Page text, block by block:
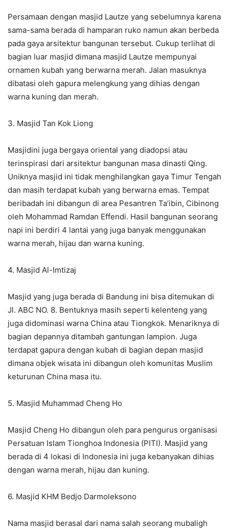
Persamaan dengan masjid Lautze yang sebelumnya karena
sama-sama berada di hamparan ruko namun akan berbeda
pada gaya arsitektur bangunan tersebut. Cukup terlihat di
bagian luar masjid dimana masjid Lautze mempunyai
ornamen kubah yang berwarna merah. Jalan masuknya
dibatasi oleh gapura melengkung yang dihias dengan
warna kuning dan merah.
3. Masjid Tan Kok Liong
Masjidini juga bergaya oriental yang diadopsi atau
terinspirasi dari arsitektur bangunan masa dinasti Qing.
Uniknya masjid ini tidak menghilangkan gaya Timur Tengah
dan masih terdapat kubah yang berwarna emas. Tempat
beribadah ini dibangun di area Pesantren Ta’ibin, Cibinong
oleh Mohammad Ramdan Effendi. Hasil bangunan seorang
napi ini berdiri 4 lantai yang juga banyak menggunakan
warna merah, hijau dan warna kuning.
4. Masjid Al-Imtizaj
Masjid yang juga berada di Bandung ini bisa ditemukan di
Jl. ABC NO. 8. Bentuknya masih seperti kelenteng yang
juga didominasi warna China atau Tiongkok. Menariknya di
bagian depannya ditambah gantungan lampion. Juga
terdapat gapura dengan kubah di bagian depan masjid
dimana objek wisata ini dibangun oleh komunitas Muslim
keturunan China masa itu.
5. Masjid Muhammad Cheng Ho
Masjid Cheng Ho dibangun oleh para pengurus organisasi
Persatuan Islam Tionghoa Indonesia (PITI). Masjid yang
berada di 4 lokasi di Indonesia ini juga kebanyakan dihias
dengan warna merah, hijau dan kuning.
6. Masjid KHM Bedjo Darmoleksono
Nama masjid berasal dari nama salah seorang mubaligh